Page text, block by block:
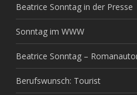
Beatrice Sonntag in der Presse
Sonntag im WWW
Beatrice Sonntag –
Berufswunsch: Tourist